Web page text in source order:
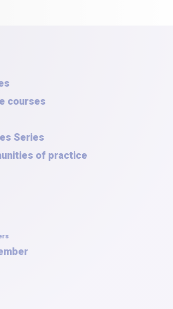
courses
Series
of practice